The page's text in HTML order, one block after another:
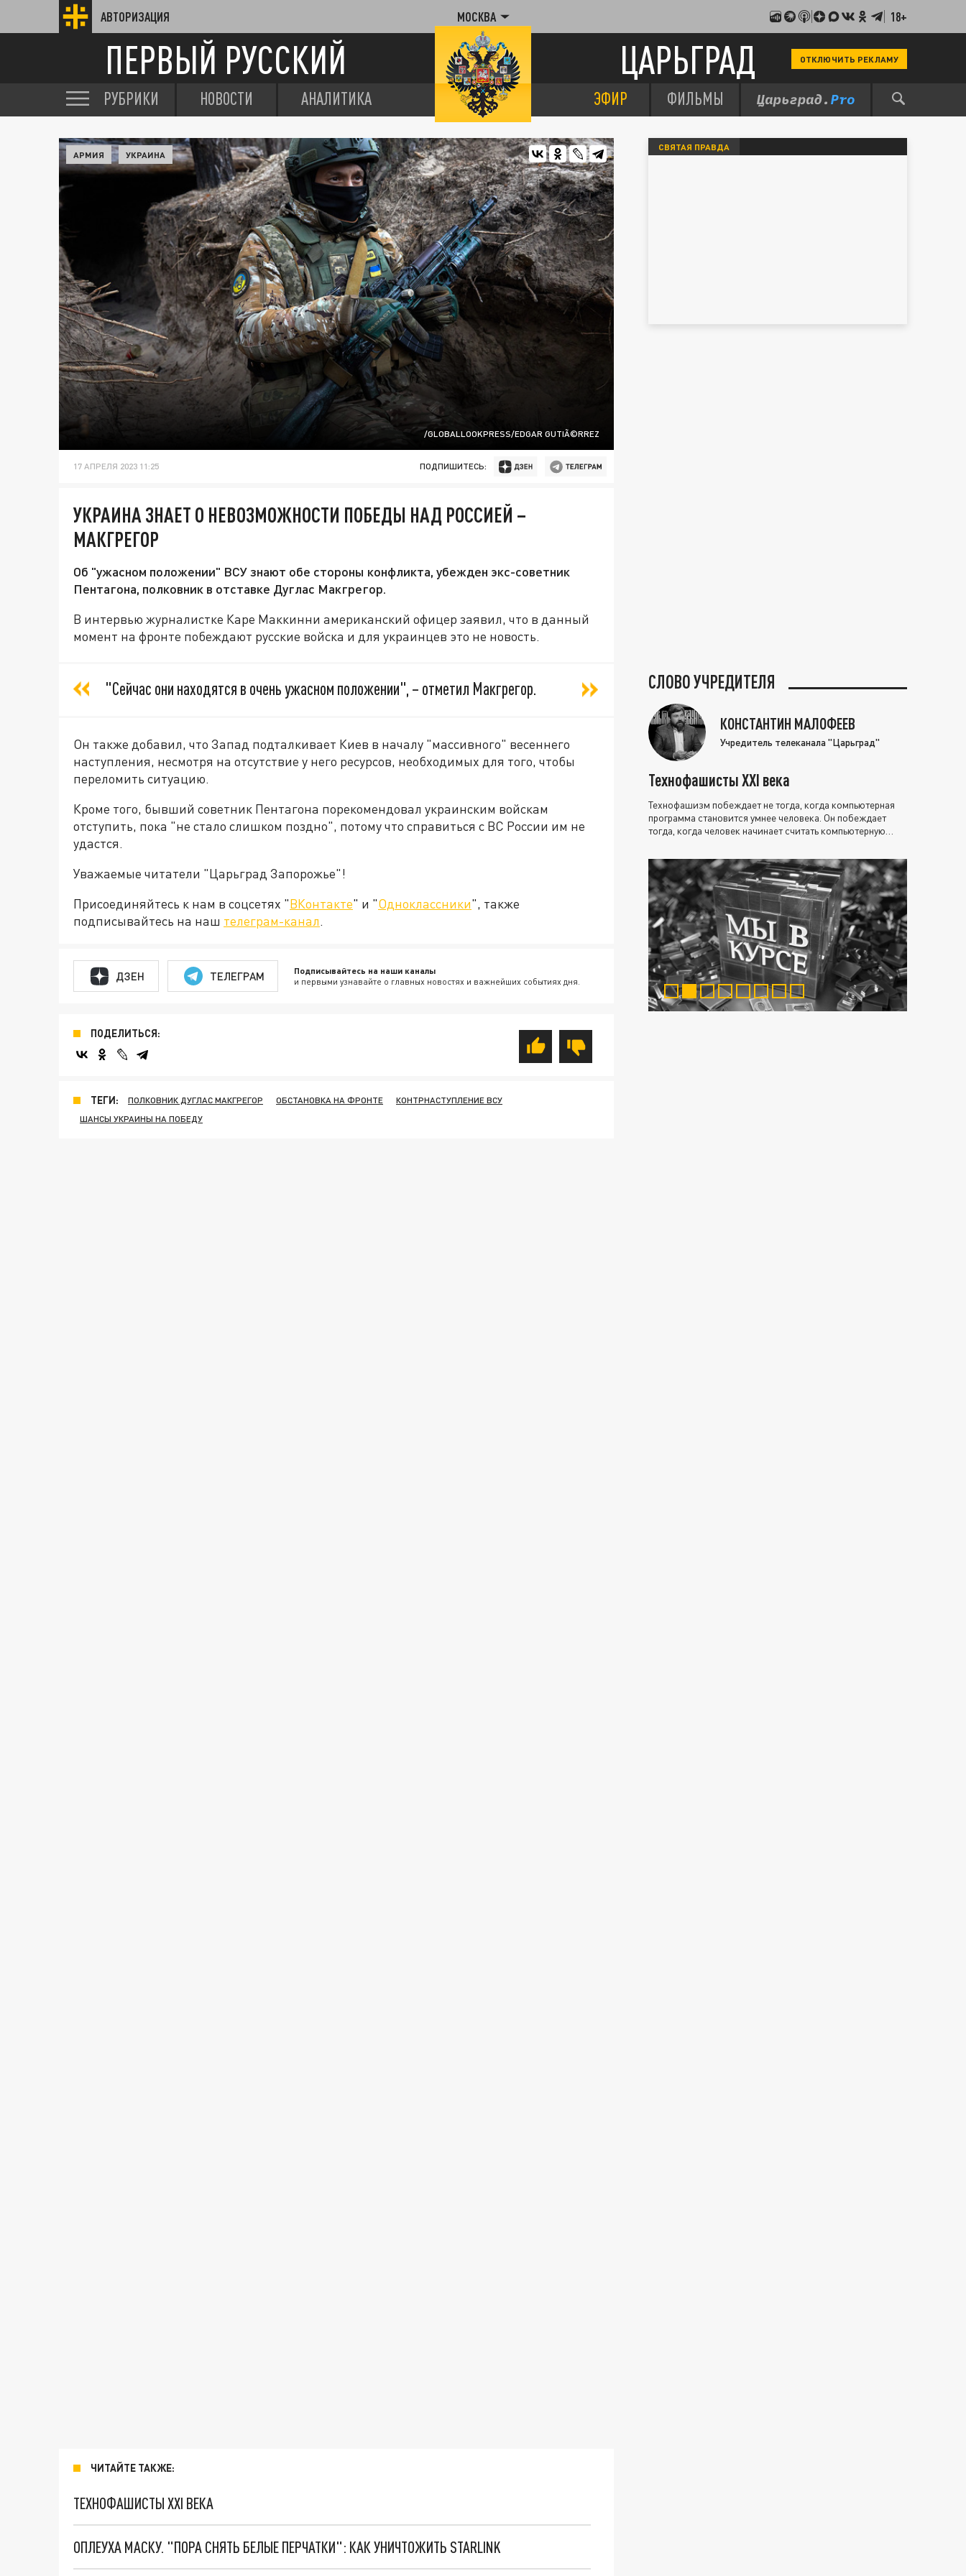
АВТОРИЗАЦИЯ МОСКВА 18+
ПЕРВЫЙ РУССКИЙ ЦАРЬГРАД ОТКЛЮЧИТЬ РЕКЛАМУ
РУБРИКИ НОВОСТИ АНАЛИТИКА ЭФИР ФИЛЬМЫ
/GLOBALLOOKPRESS/EDGAR GUTIÃ©RREZ
АРМИЯ УКРАИНА
17 АПРЕЛЯ 2023 11:25 ПОДПИШИТЕСЬ:
УКРАИНА ЗНАЕТ О НЕВОЗМОЖНОСТИ ПОБЕДЫ НАД РОССИЕЙ –
МАКГРЕГОР
Об "ужасном положении" ВСУ знают обе стороны конфликта, убежден экс-советник
Пентагона, полковник в отставке Дуглас Макгрегор.
В интервью журналистке Каре Маккинни американский офицер заявил, что в данный
момент на фронте побеждают русские войска и для украинцев это не новость.
"Сейчас они находятся в очень ужасном положении", – отметил Макгрегор.
Он также добавил, что Запад подталкивает Киев в началу "массивного" весеннего
наступления, несмотря на отсутствие у него ресурсов, необходимых для того, чтобы
переломить ситуацию.
Кроме того, бывший советник Пентагона порекомендовал украинским войскам
отступить, пока "не стало слишком поздно", потому что справиться с ВС России им не
удастся.
Уважаемые читатели "Царьград Запорожье"!
Присоединяйтесь к нам в соцсетях "ВКонтакте" и "Одноклассники", также
подписывайтесь на наш телеграм-канал.
ДЗЕН ТЕЛЕГРАМ Подписывайтесь на наши каналы
и первыми узнавайте о главных новостях и важнейших событиях дня.
ПОДЕЛИТЬСЯ:
ТЕГИ: ПОЛКОВНИК ДУГЛАС МАКГРЕГОР ОБСТАНОВКА НА ФРОНТЕ
КОНТРНАСТУПЛЕНИЕ ВСУ
ШАНСЫ УКРАИНЫ НА ПОБЕДУ
ЧИТАЙТЕ ТАКЖЕ:
ТЕХНОФАШИСТЫ XXI ВЕКА
ОПЛЕУХА МАСКУ. "ПОРА СНЯТЬ БЕЛЫЕ ПЕРЧАТКИ": КАК УНИЧТОЖИТЬ STARLINK
СВЯТАЯ ПРАВДА
СЛОВО УЧРЕДИТЕЛЯ
КОНСТАНТИН МАЛОФЕЕВ
Учредитель телеканала "Царьград"
Технофашисты XXI века
Технофашизм побеждает не тогда, когда компьютерная
программа становится умнее человека. Он побеждает
тогда, когда человек начинает считать компьютерную